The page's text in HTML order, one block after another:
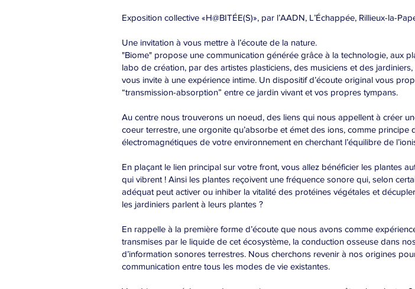
Exposition collective «H@BITÉE(S)», par l’AADN, L’Échappée, Rillieux-la-
Une invitation à vous mettre à l’écoute de la nature.
"Biome" propose une communication générée grâce à la technologie, aux
labo de création, par des artistes plasticiens, des musiciens et des
vous invite à une expérience intime. Un dispositif d’écoute original vous
“transmission-absorption” entre ce jardin vivant et vos propres tympans.
Au centre nous trouverons un noeud, des liens qui nous appellent à créer
coeur terrestre, une orgonite qu’absorbe et émet des ions, comme
électromagnétiques de votre environnement en cherchant l’équilibre de
En plaçant le lien principal sur votre front, vous allez bénéficier les plantes
qui vibrent ! Ainsi les plantes reçoivent une fréquence sonore qui, selon
adéquat peut activer ou inhiber la vitalité des protéines végétales et
les jardiniers parlent à leurs plantes ?
En rappelle à la première forme d’écoute que nous avons comme
transmises par le liquide de cet écosystème, la conduction osseuse dans
d’information sonores terrestres. Nous cherchons revenir à nos origines
communication entre tous les modes de vie existantes.